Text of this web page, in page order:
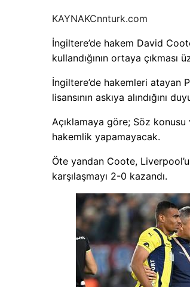
KAYNAKCnnturk.com
İngiltere’de hakem David
kullandığının ortaya çıkması
İngiltere’de hakemleri atayan
lisansının askıya alındığını
Açıklamaya göre; Söz
hakemlik yapamayacak.
Öte yandan Coote,
karşılaşmayı 2-0 kazandı.